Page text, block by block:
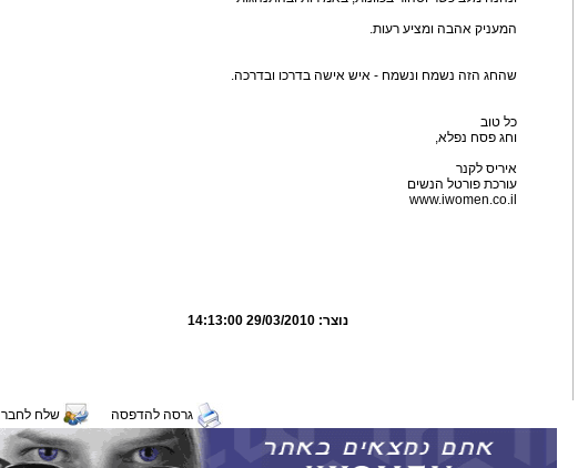
המעניק אהבה ומציע רעות.
שהחג הזה נשמח ונשמח - איש אישה בדרכו ובדרכה.
כל טוב
וחג פסח נפלא,
איריס לקנר
עורכת פורטל הנשים
www.iwomen.co.il
נוצר:29/03/2010 14:13:00
גרסה להדפסה שלח לחבר